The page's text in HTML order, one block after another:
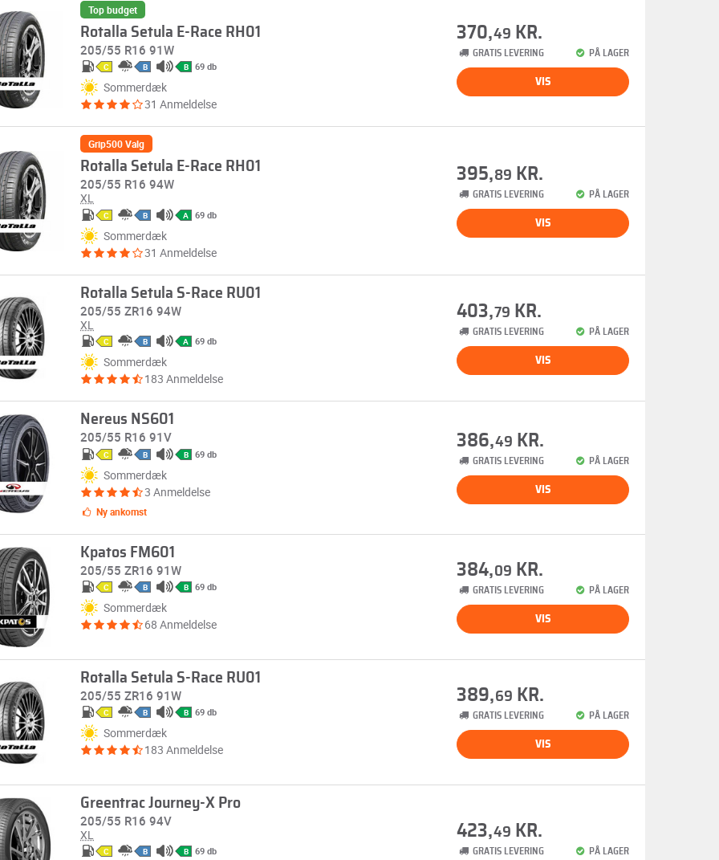
Top budget
Rotalla Setula E-Race RH01
205/55 R16 91W
C B B 69 db
Sommerdæk
31 Anmeldelse
370,49 KR.
GRATIS LEVERING PÅ LAGER
VIS
Grip500 Valg
Rotalla Setula E-Race RH01
205/55 R16 94W
XL
C B A 69 db
Sommerdæk
31 Anmeldelse
395,89 KR.
GRATIS LEVERING PÅ LAGER
VIS
Rotalla Setula S-Race RU01
205/55 ZR16 94W
XL
C B A 69 db
Sommerdæk
183 Anmeldelse
403,79 KR.
GRATIS LEVERING PÅ LAGER
VIS
Nereus NS601
205/55 R16 91V
C B B 69 db
Sommerdæk
3 Anmeldelse
Ny ankomst
386,49 KR.
GRATIS LEVERING PÅ LAGER
VIS
Kpatos FM601
205/55 ZR16 91W
C B B 69 db
Sommerdæk
68 Anmeldelse
384,09 KR.
GRATIS LEVERING PÅ LAGER
VIS
Rotalla Setula S-Race RU01
205/55 ZR16 91W
C B B 69 db
Sommerdæk
183 Anmeldelse
389,69 KR.
GRATIS LEVERING PÅ LAGER
VIS
Greentrac Journey-X Pro
205/55 R16 94V
XL
C B B 69 db
423,49 KR.
GRATIS LEVERING PÅ LAGER